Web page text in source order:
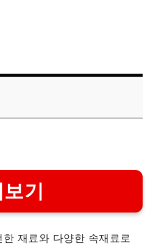
기
재료와 다양한 속재료로